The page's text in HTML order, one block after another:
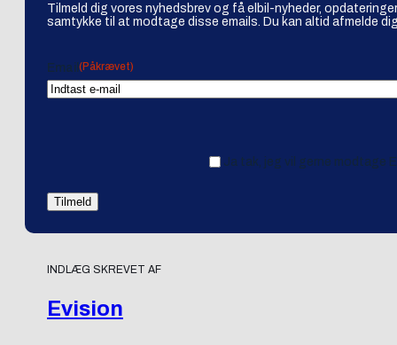
Tilmeld dig vores nyhedsbrev og få elbil-nyheder,
samtykke til at modtage disse emails. Du kan altid afmelde
Email (Påkrævet)
Ja tak, jeg vil gerne modtage
INDLÆG SKREVET AF
Evision